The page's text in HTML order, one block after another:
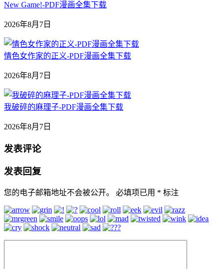
New Game!-PDF漫画全集下载
2026年8月7日
情色女作家的正义-PDF漫画全集下载
2026年8月7日
我破碎的麻理子-PDF漫画全集下载
2026年8月7日
发表评论
发表回复
您的电子邮箱地址不会被公开。 必填项已用 * 标注